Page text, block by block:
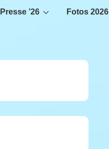
Presse ’26 Fotos 2026